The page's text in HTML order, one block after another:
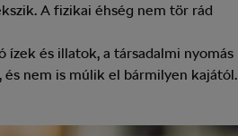
A fizikai éhség nem tör rád
ízek és illatok, a társadalmi nyomás
és nem is múlik el bármilyen kajától.